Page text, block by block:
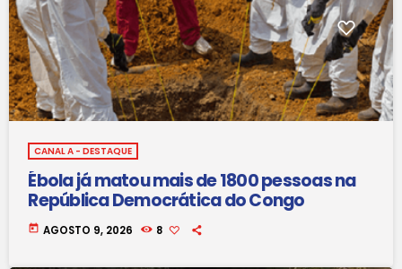
CANAL A - DESTAQUE
Ébola já matou mais de 1800 pessoas na
República Democrática do Congo
today AGOSTO 9, 2026 8